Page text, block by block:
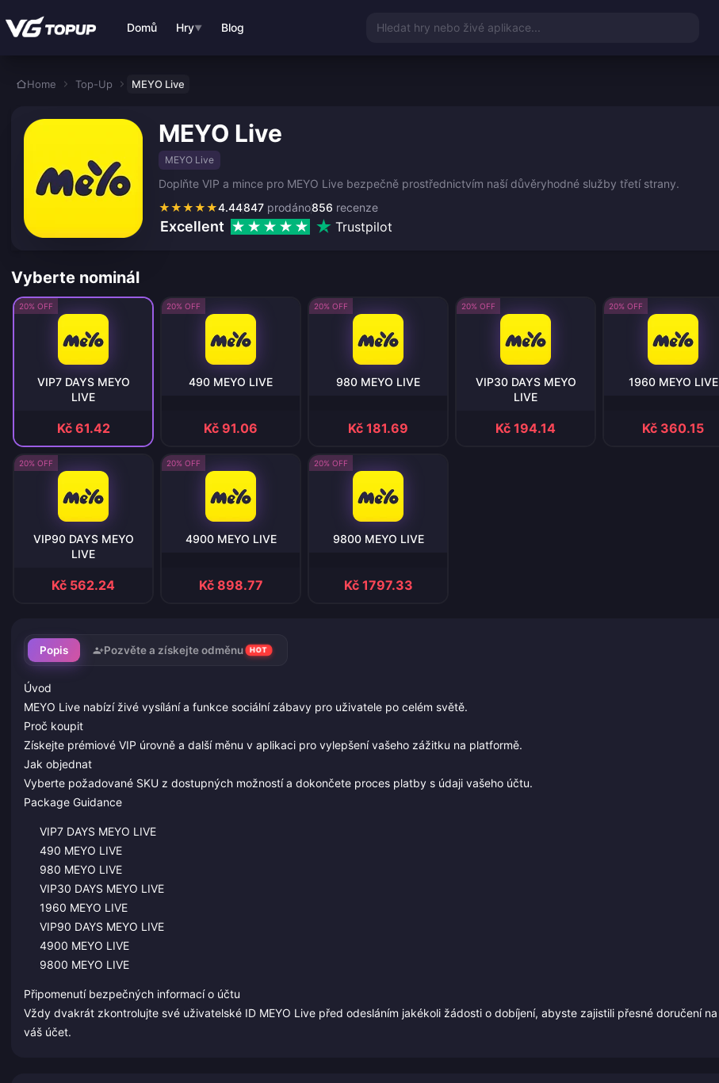
Domů Hry▼ Blog Hledat hry nebo živé aplikace...
Home Top-Up MEYO Live
MEYO Live
MEYO Live
Doplňte VIP a mince pro MEYO Live bezpečně prostřednictvím naší důvěryhodné služby třetí strany.
★★★★★4.44 856 recenze
847 prodáno
Excellent Trustpilot
Vyberte nominál
20% OFF
VIP7 DAYS MEYO
LIVE
Kč 61.42
20% OFF
490 MEYO LIVE
Kč 91.06
20% OFF
980 MEYO LIVE
Kč 181.69
20% OFF
VIP30 DAYS MEYO
LIVE
Kč 194.14
20% OFF
1960 MEYO LIVE
Kč 360.15
20% OFF
VIP90 DAYS MEYO
LIVE
Kč 562.24
20% OFF
4900 MEYO LIVE
Kč 898.77
20% OFF
9800 MEYO LIVE
Kč 1797.33
Popis Pozvěte a získejte odměnu HOT
Úvod
MEYO Live nabízí živé vysílání a funkce sociální zábavy pro uživatele po celém světě.
Proč koupit
Získejte prémiové VIP úrovně a další měnu v aplikaci pro vylepšení vašeho zážitku na platformě.
Jak objednat
Vyberte požadované SKU z dostupných možností a dokončete proces platby s údaji vašeho účtu.
Package Guidance
VIP7 DAYS MEYO LIVE
490 MEYO LIVE
980 MEYO LIVE
VIP30 DAYS MEYO LIVE
1960 MEYO LIVE
VIP90 DAYS MEYO LIVE
4900 MEYO LIVE
9800 MEYO LIVE
Připomenutí bezpečných informací o účtu
Vždy dvakrát zkontrolujte své uživatelské ID MEYO Live před odesláním jakékoli žádosti o dobíjení, abyste zajistili přesné doručení na
váš účet.